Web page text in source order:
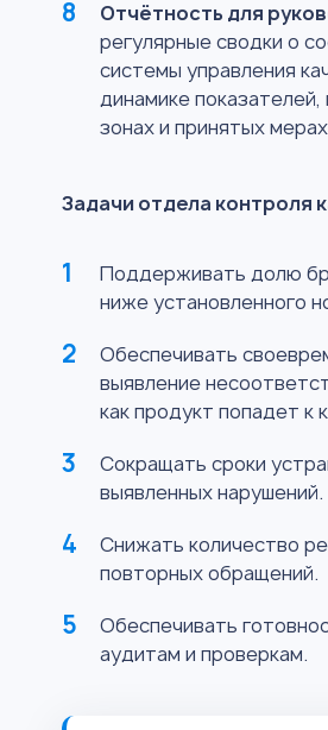
Отчётность для
регулярные сводки о
системы управления
динамике
зонах и принятых
Задачи отдела контроля
Поддерживать долю
ниже установленного
Обеспечивать
выявление
как продукт попадет к
Сокращать сроки
выявленных нарушений.
Снижать количество
повторных обращений.
Обеспечивать
аудитам и проверкам.